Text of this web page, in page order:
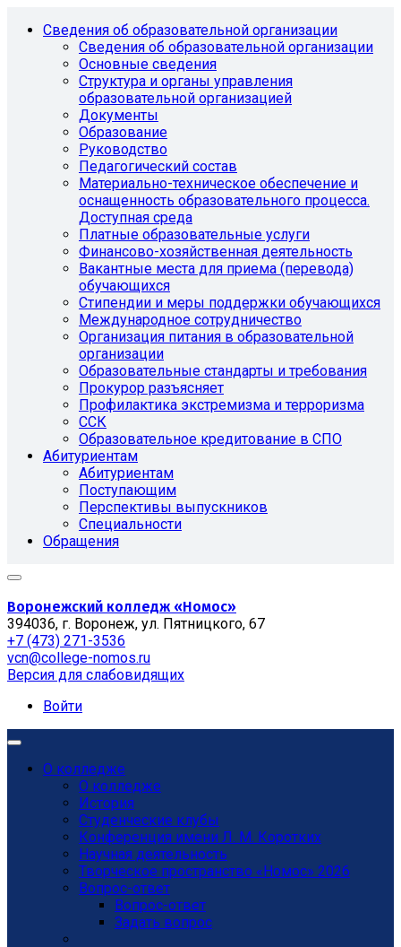
Сведения об образовательной организации
Сведения об образовательной организации
Основные сведения
Структура и органы управления
образовательной организацией
Документы
Образование
Руководство
Педагогический состав
Материально-техническое обеспечение и
оснащенность образовательного процесса.
Доступная среда
Платные образовательные услуги
Финансово-хозяйственная деятельность
Вакантные места для приема (перевода)
обучающихся
Стипендии и меры поддержки обучающихся
Международное сотрудничество
Организация питания в образовательной
организации
Образовательные стандарты и требования
Прокурор разъясняет
Профилактика экстремизма и терроризма
ССК
Образовательное кредитование в СПО
Абитуриентам
Абитуриентам
Поступающим
Перспективы выпускников
Специальности
Обращения
Воронежский колледж «Номос»
394036, г. Воронеж, ул. Пятницкого, 67
+7 (473) 271-3536
vcn@college-nomos.ru
Версия для слабовидящих
Войти
О колледже
О колледже
История
Студенческие клубы
Конференция имени Л. М. Коротких
Научная деятельность
Творческое пространство «Номос» 2026
Вопрос-ответ
Вопрос-ответ
Задать вопрос